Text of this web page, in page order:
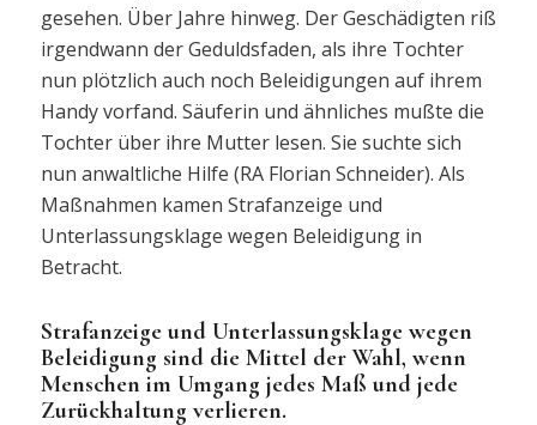
gesehen. Über Jahre hinweg. Der Geschädigten riß
irgendwann der Geduldsfaden, als ihre Tochter
nun plötzlich auch noch Beleidigungen auf ihrem
Handy vorfand. Säuferin und ähnliches mußte die
Tochter über ihre Mutter lesen. Sie suchte sich
nun anwaltliche Hilfe (RA Florian Schneider). Als
Maßnahmen kamen Strafanzeige und
Unterlassungsklage wegen Beleidigung in
Betracht.
Strafanzeige und Unterlassungsklage wegen
Beleidigung sind die Mittel der Wahl, wenn
Menschen im Umgang jedes Maß und jede
Zurückhaltung verlieren.